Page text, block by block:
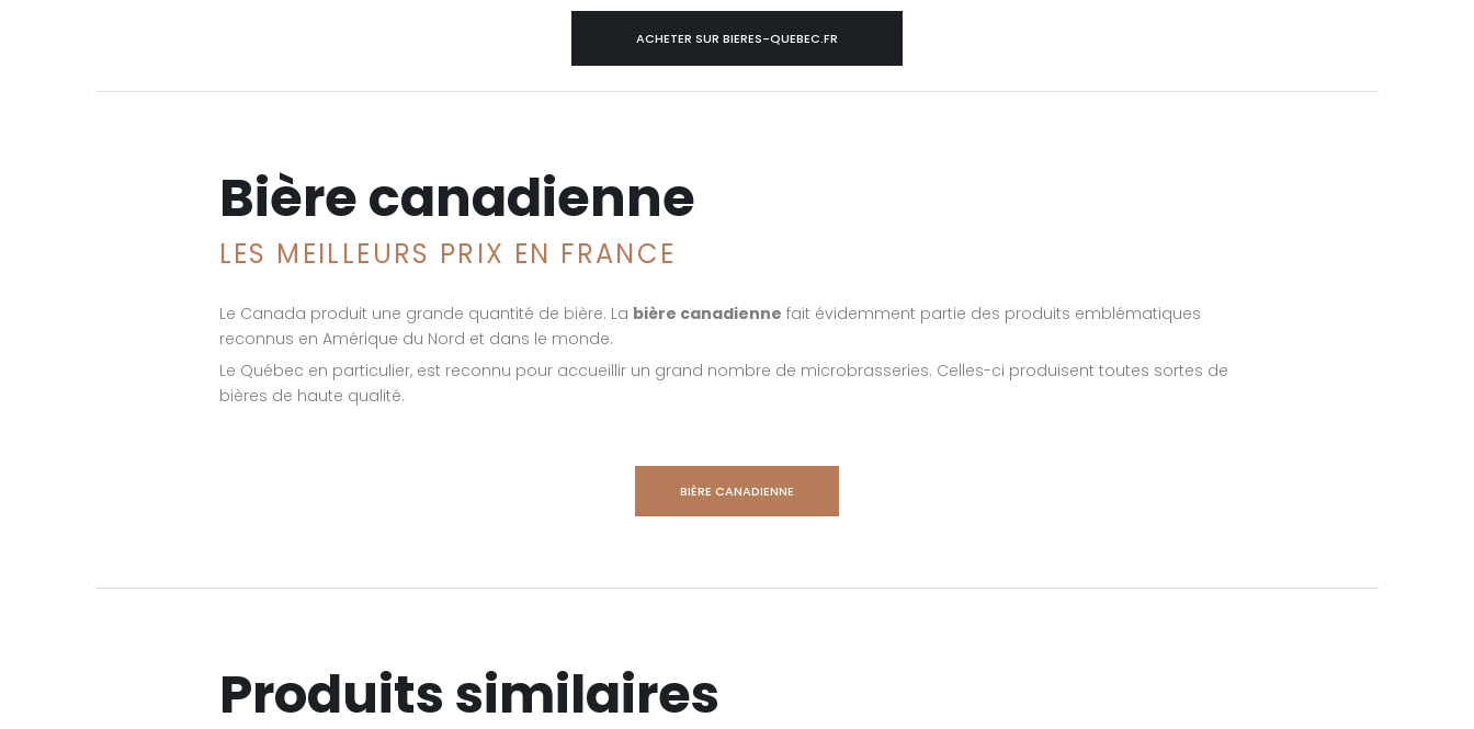
ACHETER SUR BIERES-QUEBEC.FR
Bière canadienne
LES MEILLEURS PRIX EN FRANCE
Le Canada produit une grande quantité de bière. La bière canadienne fait évidemment partie des produits emblématiques
reconnus en Amérique du Nord et dans le monde.
Le Québec en particulier, est reconnu pour accueillir un grand nombre de microbrasseries. Celles-ci produisent toutes sortes de
bières de haute qualité.
BIÈRE CANADIENNE
Produits similaires